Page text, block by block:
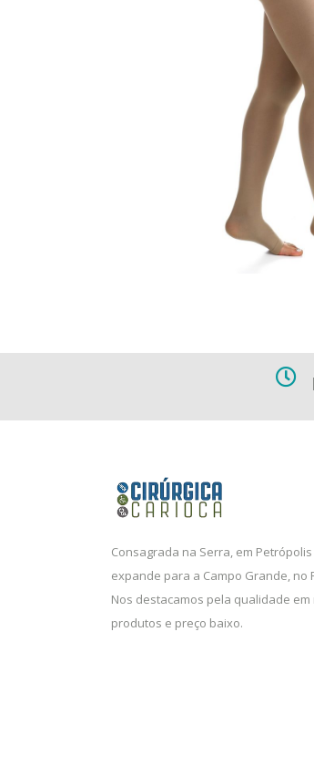
Consagrada na Serra, em
expande para a Campo Grande, no
Nos destacamos pela qualidade em
produtos e preço baixo.